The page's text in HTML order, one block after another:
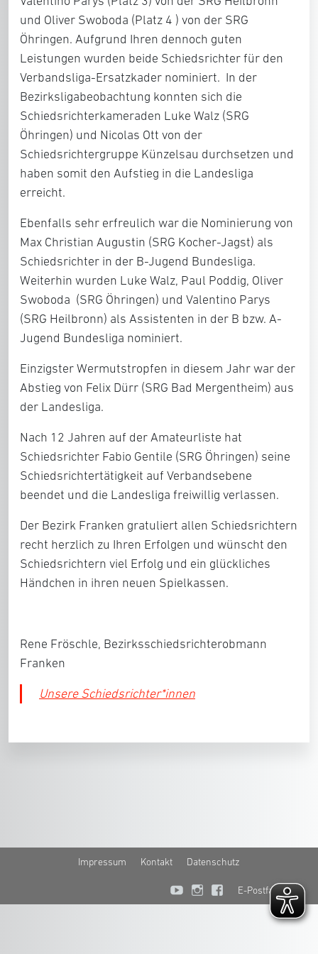
und Oliver Swoboda (Platz 4 ) von der SRG
Öhringen. Aufgrund Ihren dennoch guten
Leistungen wurden beide Schiedsrichter für den
Verbandsliga-Ersatzkader nominiert. In der
Bezirksligabeobachtung konnten sich die
Schiedsrichterkameraden Luke Walz (SRG
Öhringen) und Nicolas Ott von der
Schiedsrichtergruppe Künzelsau durchsetzen und
haben somit den Aufstieg in die Landesliga
erreicht.
Ebenfalls sehr erfreulich war die Nominierung von
Max Christian Augustin (SRG Kocher-Jagst) als
Schiedsrichter in der B-Jugend Bundesliga.
Weiterhin wurden Luke Walz, Paul Poddig, Oliver
Swoboda (SRG Öhringen) und Valentino Parys
(SRG Heilbronn) als Assistenten in der B bzw. A-
Jugend Bundesliga nominiert.
Einzigster Wermutstropfen in diesem Jahr war der
Abstieg von Felix Dürr (SRG Bad Mergentheim) aus
der Landesliga.
Nach 12 Jahren auf der Amateurliste hat
Schiedsrichter Fabio Gentile (SRG Öhringen) seine
Schiedsrichtertätigkeit auf Verbandsebene
beendet und die Landesliga freiwillig verlassen.
Der Bezirk Franken gratuliert allen Schiedsrichtern
recht herzlich zu Ihren Erfolgen und wünscht den
Schiedsrichtern viel Erfolg und ein glückliches
Händchen in ihren neuen Spielkassen.
Rene Fröschle, Bezirksschiedsrichterobmann
Franken
Unsere Schiedsrichter*innen
Impressum Kontakt Datenschutz
E-Postfach